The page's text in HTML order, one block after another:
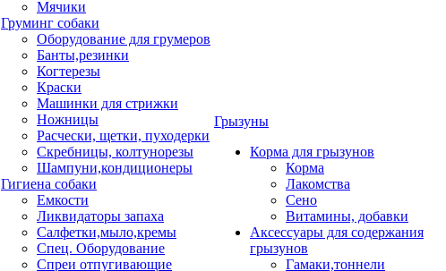
Мячики
Груминг собаки
Оборудование для грумеров
Банты,резинки
Когтерезы
Краски
Машинки для стрижки
Ножницы
Расчески, щетки, пуходерки
Скребницы, колтунорезы
Шампуни,кондиционеры
Гигиена собаки
Емкости
Ликвидаторы запаха
Салфетки,мыло,кремы
Спец. Оборудование
Спреи отпугивающие
Грызуны
Корма для грызунов
Корма
Лакомства
Сено
Витамины, добавки
Аксессуары для содержания
грызунов
Гамаки,тоннели